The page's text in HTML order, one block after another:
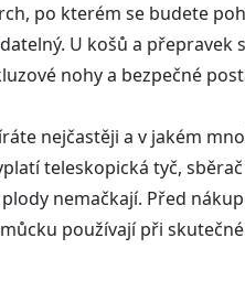
po kterém se budete
U košů a
nohy a bezpečné
nejčastěji a v jakém
teleskopická tyč,
nemačkají. Před
používají při